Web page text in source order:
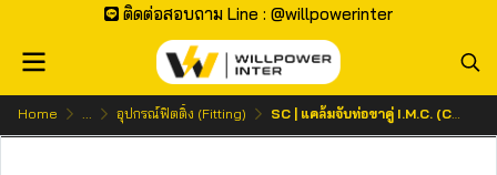
ติดต่อสอบถาม Line : @willpowerinter
Home ... อุปกรณ์ฟิตติ้ง (Fitting) SC | แคล้มจับท่อขาคู่ I.M.C. (CONDUIT STRAP 2 holes)